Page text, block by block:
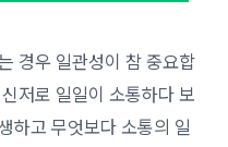
경우 일관성이 참 중요합
저로 일일이 소통하다 보
하고 무엇보다 소통의 일